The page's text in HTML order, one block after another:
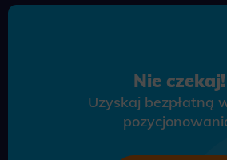
Nie czekaj!
Uzyskaj bezpłatną